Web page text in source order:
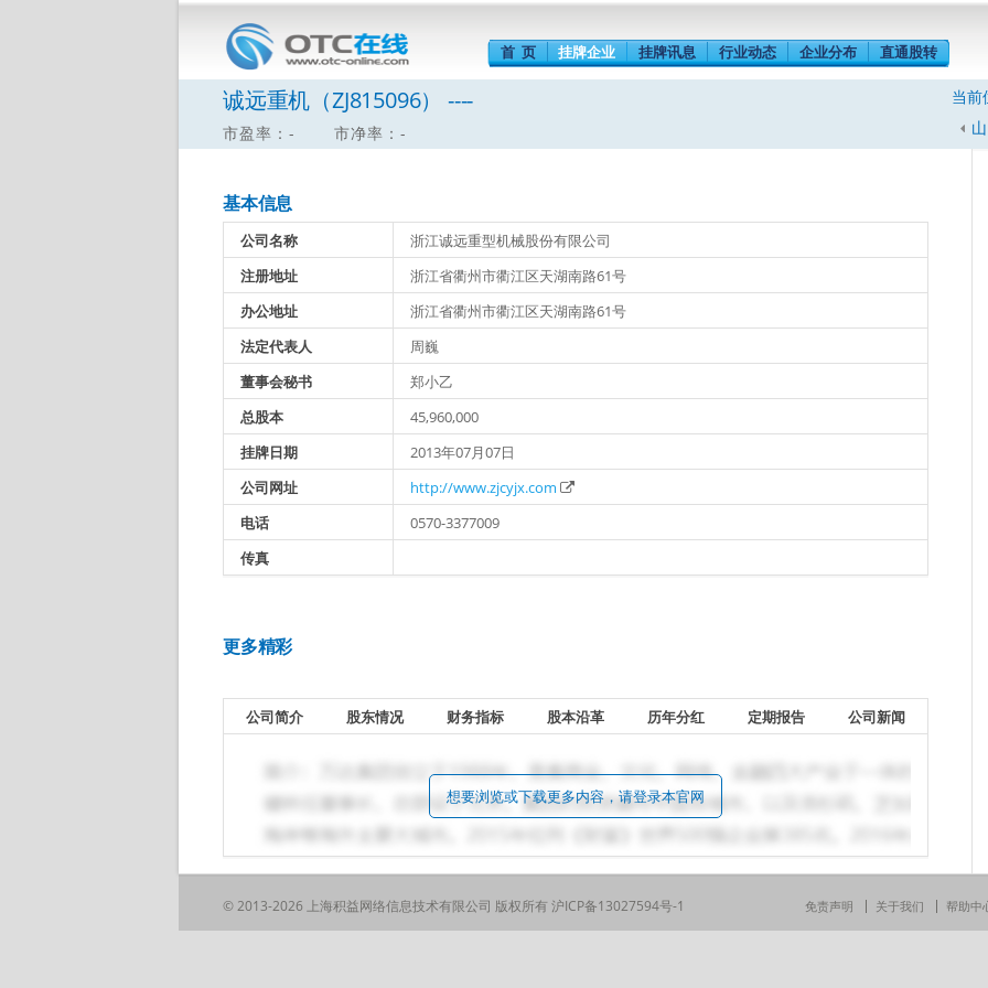
首 页 挂牌企业 挂牌讯息 行业动态 企业分布 直通股转
诚远重机（ZJ815096） ----
市盈率：- 市净率：-
当前
基本信息
公司名称
浙江诚远重型机械股份有限公司
注册地址
浙江省衢州市衢江区天湖南路61号
办公地址
浙江省衢州市衢江区天湖南路61号
法定代表人
周巍
董事会秘书
郑小乙
总股本
45,960,000
挂牌日期
2013年07月07日
公司网址
http://www.zjcyjx.com
电话
0570-3377009
传真
更多精彩
公司简介 股东情况 财务指标 股本沿革 历年分红 定期报告 公司新闻
想要浏览或下载更多内容，请登录本官网
© 2013-2026 上海积益网络信息技术有限公司 版权所有沪ICP备13027594号-1 免责声明 关于我们 帮助中